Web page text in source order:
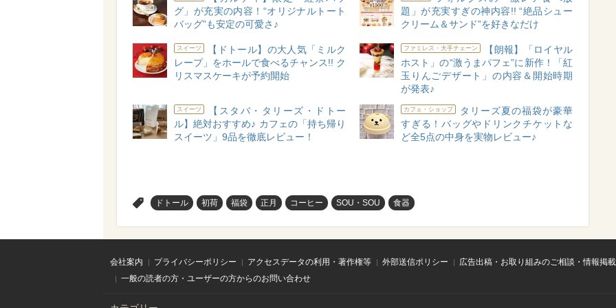
グ」が充実の内容！“オリジナルトート
バッグ”も安定の可愛さ♪
題」が充実すぎの神内容!! “絶品シュー
クリーム＆サンド”を好きなだけ
スイーツ
【ドトール】の大人気「ミルク
レープ」をホールで食べるチャンス!! ク
リスマスケーキが予約開始
ファミレス・大手チェーン
【朗報】「ロイヤル
ホスト」の“激うまパフェ”に新作！「紅
玉りんごデザート」の内容＆開始時期
が発表♪
スイーツ
【スタバ・タリーズ・ドトー
ル】絶対おすすめ♪ カフェの「持ち帰り
スイーツ」9品を徹底レビュー！
カフェ・ショップ
タリーズ夏の福袋が豪華
すぎる！バッグやドリンクチケットな
ど全5点の中身を実物レビュー♪
ドトール 初荷 福袋 正月 コーヒー SOU・SOU 食器
会社案内 プライバシーポリシー アクセスデータの利用・著作権等 外部送信ポリシー
広告出稿・お取り組みのご相談・情報掲
一般の読者の方・ユーザーの方からのお問い合わせ